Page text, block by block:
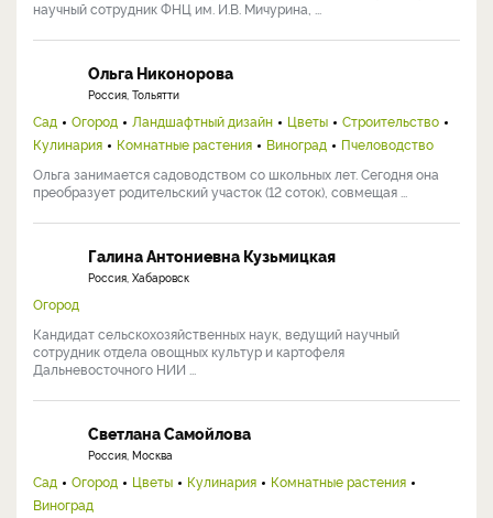
научный сотрудник ФНЦ им. И.В. Мичурина, ...
Ольга Никонорова
Россия, Тольятти
Сад Огород Ландшафтный дизайн Цветы
Строительство
Кулинария
Комнатные растения Виноград
Пчеловодство
Ольга занимается садоводством со школьных лет. Сегодня она
преобразует родительский участок (12 соток), совмещая ...
Галина Антониевна Кузьмицкая
Россия, Хабаровск
Огород
Кандидат сельскохозяйственных наук, ведущий научный
сотрудник отдела овощных культур и картофеля
Дальневосточного НИИ ...
Светлана Самойлова
Россия, Москва
Сад Огород Цветы Кулинария
Комнатные растения
Виноград